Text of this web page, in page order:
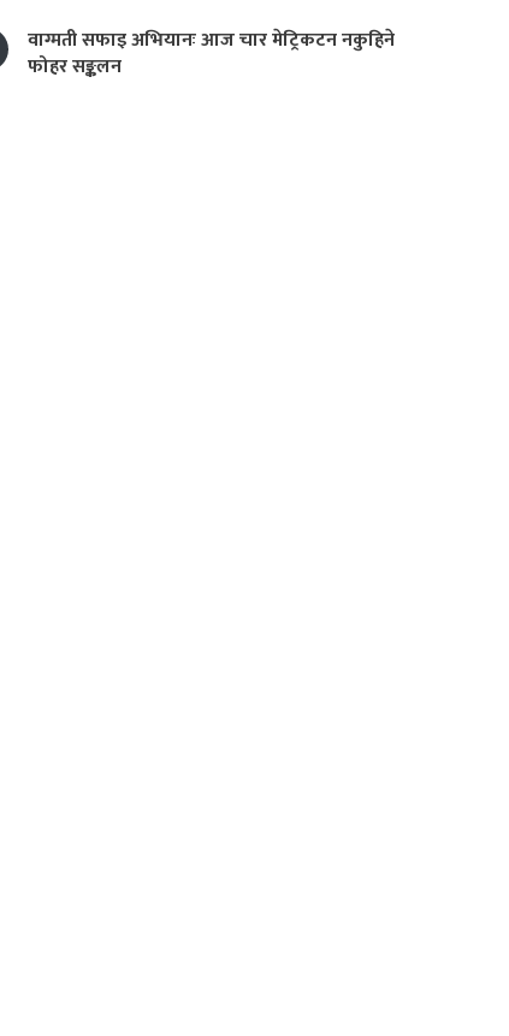
वाग्मती सफाइ अभियानः आज चार मेट्रिकटन नकुहिने
फोहर सङ्कलन